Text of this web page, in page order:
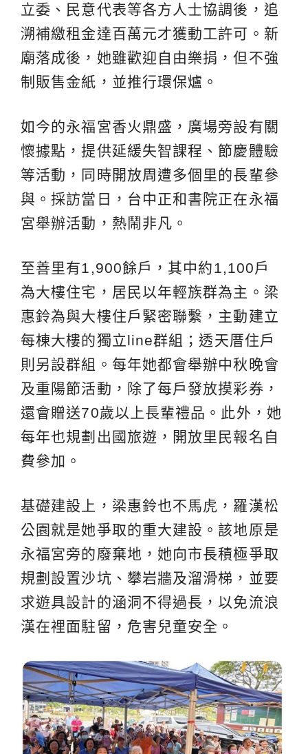
立委、民意代表等各方人士協調後，追
溯補繳租金達百萬元才獲動工許可。新
廟落成後，她雖歡迎自由樂捐，但不強
制販售金紙，並推行環保爐。
如今的永福宮香火鼎盛，廣場旁設有關
懷據點，提供延緩失智課程、節慶體驗
等活動，同時開放周遭多個里的長輩參
與。採訪當日，台中正和書院正在永福
宮舉辦活動，熱鬧非凡。
至善里有1,900餘戶，其中約1,100戶
為大樓住宅，居民以年輕族群為主。梁
惠鈴為與大樓住戶緊密聯繫，主動建立
每棟大樓的獨立line群組；透天厝住戶
則另設群組。每年她都會舉辦中秋晚會
及重陽節活動，除了每戶發放摸彩券，
還會贈送70歲以上長輩禮品。此外，她
每年也規劃出國旅遊，開放里民報名自
費參加。
基礎建設上，梁惠鈴也不馬虎，羅漢松
公園就是她爭取的重大建設。該地原是
永福宮旁的廢棄地，她向市長積極爭取
規劃設置沙坑、攀岩牆及溜滑梯，並要
求遊具設計的涵洞不得過長，以免流浪
漢在裡面駐留，危害兒童安全。